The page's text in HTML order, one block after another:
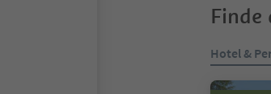
Hotel &